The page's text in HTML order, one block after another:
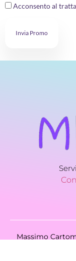
Acconsento al
Invia Promo
Massimo